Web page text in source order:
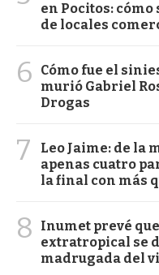
en Pocitos:
de locales
6
Cómo fue el
murió Gabriel
Drogas
7
Leo Jaime: de la
apenas cuatro
la final con más
8
Inumet prevé
extratropical se
madrugada del